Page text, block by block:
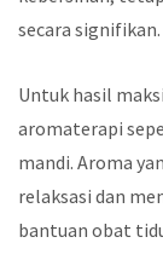
secara signifikan.
Untuk hasil
aromaterapi
mandi. Aroma
relaksasi dan
bantuan obat